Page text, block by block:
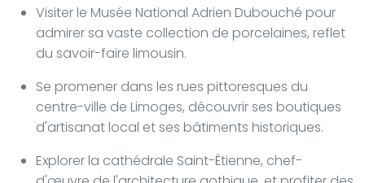
Visiter le Musée National Adrien Dubouché pour
admirer sa vaste collection de porcelaines, reflet
du savoir-faire limousin.
Se promener dans les rues pittoresques du
centre-ville de Limoges, découvrir ses boutiques
d'artisanat local et ses bâtiments historiques.
Explorer la cathédrale Saint-Étienne, chef-